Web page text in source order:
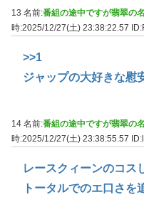
13 名前:番組の途中ですが翡翠の
時:2025/12/27(土) 23:38:22.57
>>1
ジャップの大好きな慰
14 名前:番組の途中ですが翡翠の
時:2025/12/27(土) 23:38:55.57
レースクィーンのコス
トータルでのエ口さ